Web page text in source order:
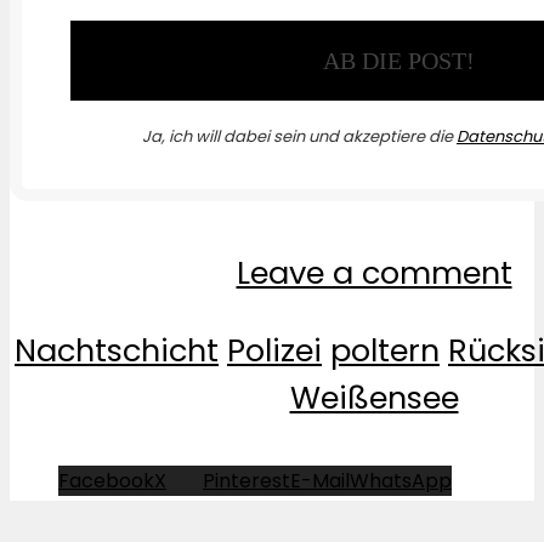
Ja, ich will dabei sein und akzeptiere die
Leave a comment
Nachtschicht Polizei poltern
Weißensee
FacebookX PinterestE-MailWhatsApp